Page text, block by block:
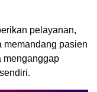
pelayanan,
memandang pasien
menganggap